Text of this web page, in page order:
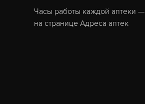
Часы работы каждой аптеки —
на страницеАдреса аптек